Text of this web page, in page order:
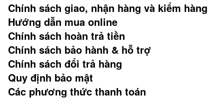
Chính sách giao, nhận hàng và kiểm hàng
Hướng dẫn mua online
Chính sách hoàn trả tiền
Chính sách bảo hành & hỗ trợ
Chính sách đổi trả hàng
Quy định bảo mật
Các phương thức thanh toán